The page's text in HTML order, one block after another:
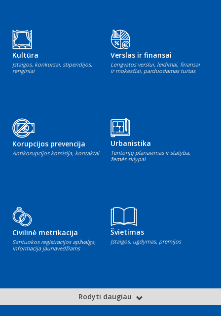
Kultūra
Įstaigos, konkursai, stipendijos,
renginiai
Verslas ir finansai
Lengvatos verslui, leidimai, finansai
ir mokesčiai, parduodamas turtas
Korupcijos prevencija
Antikorupcijos komisija, kontaktai
Urbanistika
Teritorijų planavimas ir statyba,
žemės sklypai
Civilinė metrikacija
Santuokos registracijos apžvalga,
informacija jaunavedžiams
Švietimas
Įstaigos, ugdymas, premijos
Rodyti daugiau